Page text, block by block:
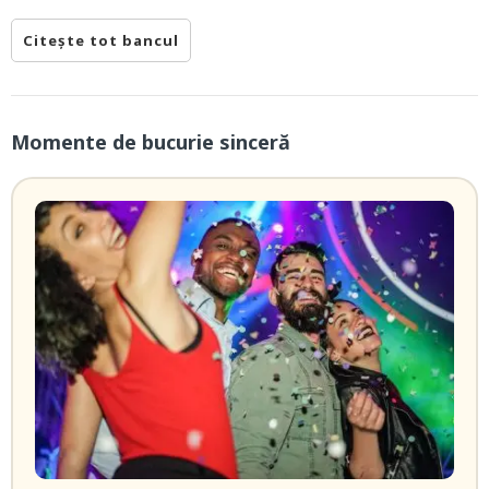
Citește tot bancul
Momente de bucurie sinceră